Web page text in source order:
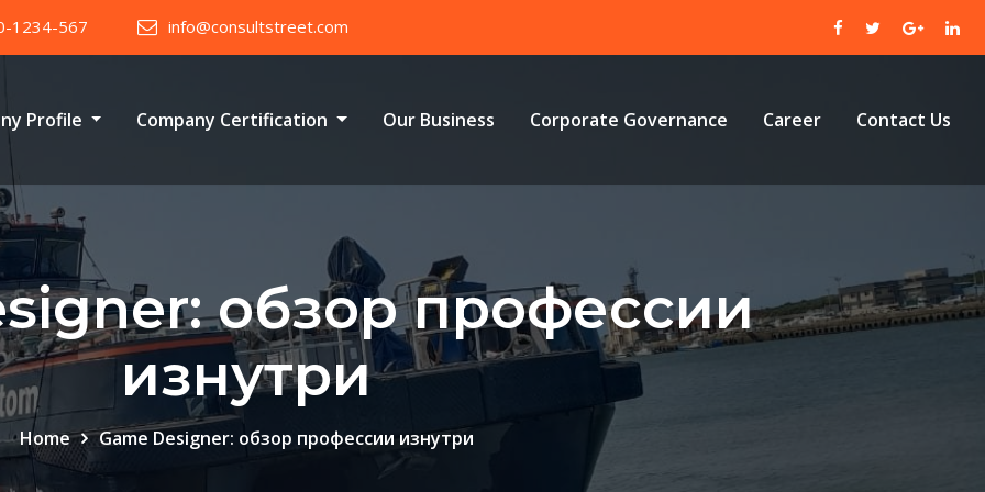
1234-567 info@consultstreet.com
Profile Company Certification Our Business Corporate Governance Career Contact Us
обзор профессии
изнутри
Home Game Designer: обзор профессии изнутри